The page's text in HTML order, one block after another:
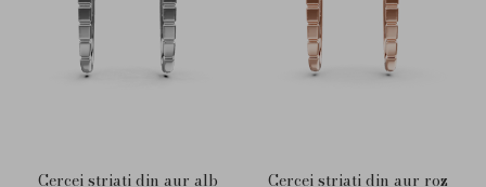
Cercei striati din aur alb Cercei striati din aur roz